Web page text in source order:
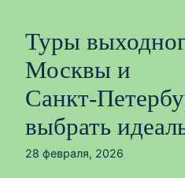
Туры
Москвы и
выбрать
28 февраля, 2026